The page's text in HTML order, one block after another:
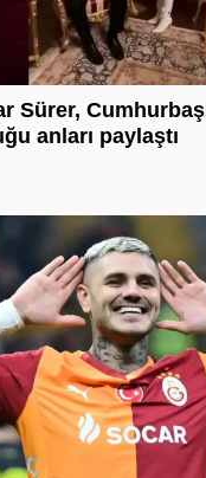
Sürer,
anları paylaştı